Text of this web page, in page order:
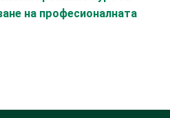
на професионалната